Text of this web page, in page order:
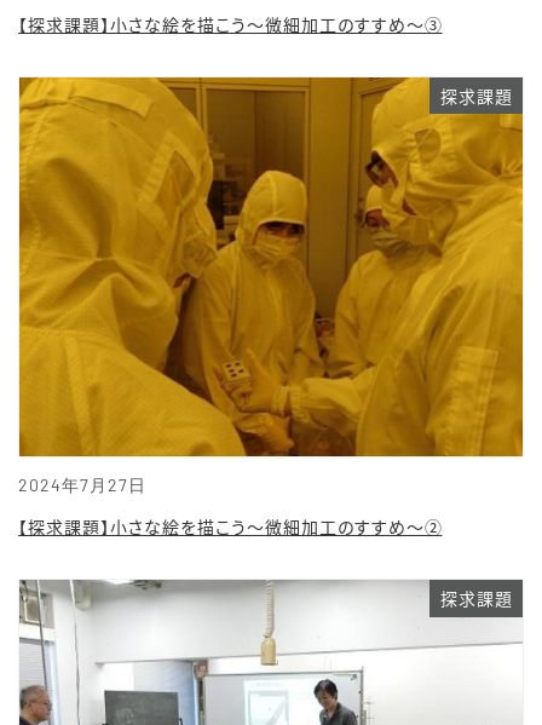
【探求課題】小さな絵を描こう～微細加工のすすめ～③
2024年7月27日
探求課題
【探求課題】小さな絵を描こう～微細加工のすすめ～②
探求課題